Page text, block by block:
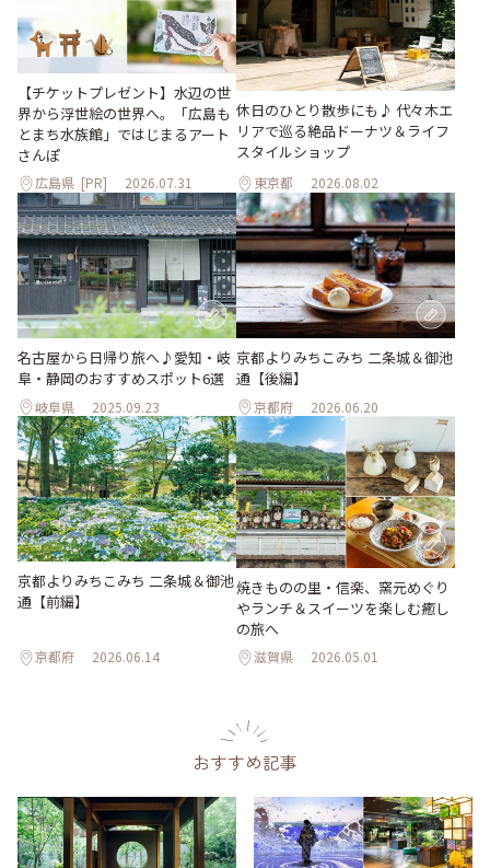
【チケットプレゼント】水辺の世
界から浮世絵の世界へ。「広島も
とまち水族館」ではじまるアート
さんぽ
広島県 [PR] 2026.07.31
休日のひとり散歩にも♪ 代々木エ
リアで巡る絶品ドーナツ＆ライフ
スタイルショップ
東京都 2026.08.02
名古屋から日帰り旅へ♪愛知・岐
阜・静岡のおすすめスポット6選
岐阜県 2025.09.23
京都よりみちこみち 二条城＆御池
通【後編】
京都府 2026.06.20
京都よりみちこみち 二条城＆御池
通【前編】
京都府 2026.06.14
焼きものの里・信楽、窯元めぐり
やランチ＆スイーツを楽しむ癒し
の旅へ
滋賀県 2026.05.01
おすすめ記事